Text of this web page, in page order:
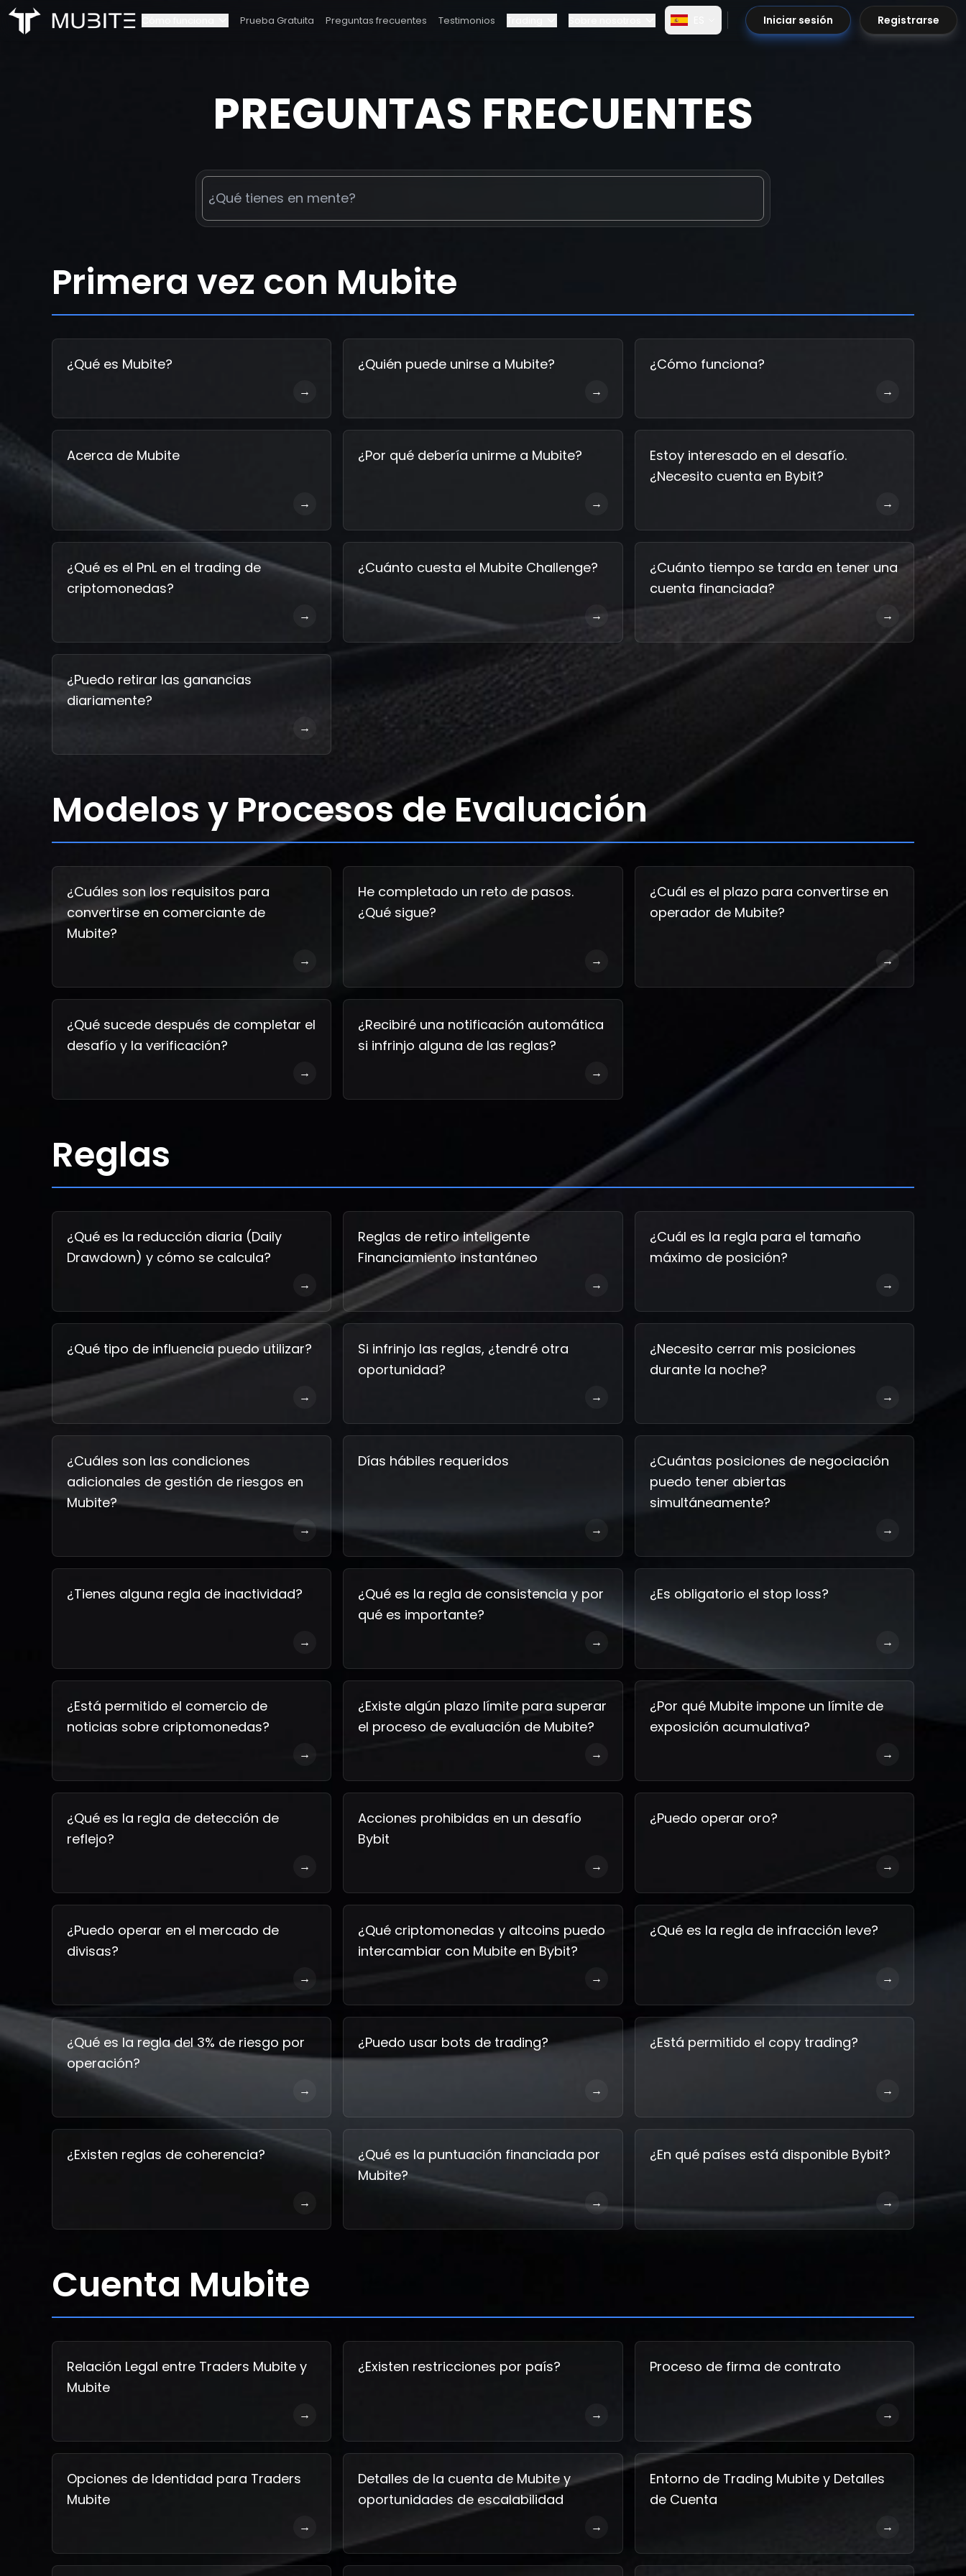
Escalado de cuenta
Prueba Gratuita Preguntas frecuentes Testimonios
Panel
¿Por qué Bybit?
Contactos
Iniciar sesión Registrarse
PREGUNTAS FRECUENTES
Primera vez con Mubite
¿Qué es Mubite?
→
¿Quién puede unirse a Mubite?
→
¿Cómo funciona?
→
Acerca de Mubite
→
¿Por qué debería unirme a Mubite?
→
Estoy interesado en el desafío.
¿Necesito cuenta en Bybit?
→
¿Qué es el PnL en el trading de
criptomonedas?
→
¿Cuánto cuesta el Mubite Challenge?
→
¿Cuánto tiempo se tarda en tener una
cuenta financiada?
→
¿Puedo retirar las ganancias
diariamente?
→
Modelos y Procesos de Evaluación
¿Cuáles son los requisitos para
convertirse en comerciante de
Mubite?
→
He completado un reto de pasos.
¿Qué sigue?
→
¿Cuál es el plazo para convertirse en
operador de Mubite?
→
¿Qué sucede después de completar el
desafío y la verificación?
→
¿Recibiré una notificación automática
si infrinjo alguna de las reglas?
→
Reglas
¿Qué es la reducción diaria (Daily
Drawdown) y cómo se calcula?
→
Reglas de retiro inteligente
Financiamiento instantáneo
→
¿Cuál es la regla para el tamaño
máximo de posición?
→
¿Qué tipo de influencia puedo utilizar?
→
Si infrinjo las reglas, ¿tendré otra
oportunidad?
→
¿Necesito cerrar mis posiciones
durante la noche?
→
¿Cuáles son las condiciones
adicionales de gestión de riesgos en
Mubite?
→
Días hábiles requeridos
→
¿Cuántas posiciones de negociación
puedo tener abiertas
simultáneamente?
→
¿Tienes alguna regla de inactividad?
→
¿Qué es la regla de consistencia y por
qué es importante?
→
¿Es obligatorio el stop loss?
→
¿Está permitido el comercio de
noticias sobre criptomonedas?
→
¿Existe algún plazo límite para superar
el proceso de evaluación de Mubite?
→
¿Por qué Mubite impone un límite de
exposición acumulativa?
→
¿Qué es la regla de detección de
reflejo?
→
Acciones prohibidas en un desafío
Bybit
→
¿Puedo operar oro?
→
¿Puedo operar en el mercado de
divisas?
→
¿Qué criptomonedas y altcoins puedo
intercambiar con Mubite en Bybit?
→
¿Qué es la regla de infracción leve?
→
¿Qué es la regla del 3% de riesgo por
operación?
→
¿Puedo usar bots de trading?
→
¿Está permitido el copy trading?
→
¿Existen reglas de coherencia?
→
¿Qué es la puntuación financiada por
Mubite?
→
¿En qué países está disponible Bybit?
→
Cuenta Mubite
Relación Legal entre Traders Mubite y
Mubite
→
¿Existen restricciones por país?
→
Proceso de firma de contrato
→
Opciones de Identidad para Traders
Mubite
→
Detalles de la cuenta de Mubite y
oportunidades de escalabilidad
→
Entorno de Trading Mubite y Detalles
de Cuenta
→